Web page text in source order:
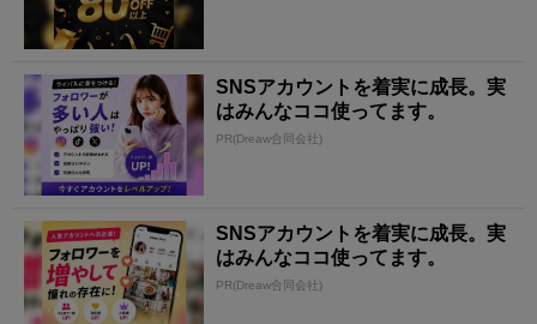
SNSアカウントを着実に成長。実
はみんなココ使ってます。
PR(Dreaw合同会社)
SNSアカウントを着実に成長。実
はみんなココ使ってます。
PR(Dreaw合同会社)